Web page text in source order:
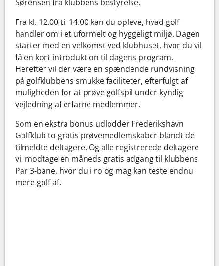
Sørensen fra klubbens bestyrelse.
Fra kl. 12.00 til 14.00 kan du opleve, hvad golf
handler om i et uformelt og hyggeligt miljø. Dagen
starter med en velkomst ved klubhuset, hvor du vil
få en kort introduktion til dagens program.
Herefter vil der være en spændende rundvisning
på golfklubbens smukke faciliteter, efterfulgt af
muligheden for at prøve golfspil under kyndig
vejledning af erfarne medlemmer.
Som en ekstra bonus udlodder Frederikshavn
Golfklub to gratis prøvemedlemskaber blandt de
tilmeldte deltagere. Og alle registrerede deltagere
vil modtage en måneds gratis adgang til klubbens
Par 3-bane, hvor du i ro og mag kan teste endnu
mere golf af.